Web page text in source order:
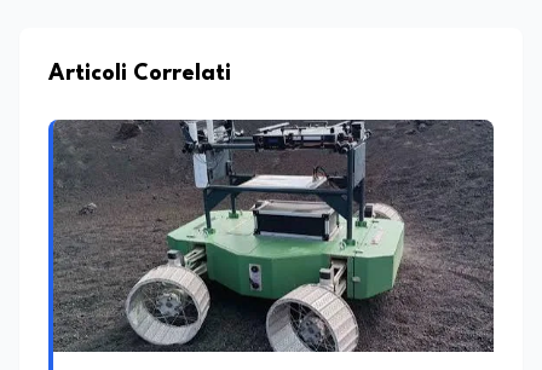
Articoli Correlati